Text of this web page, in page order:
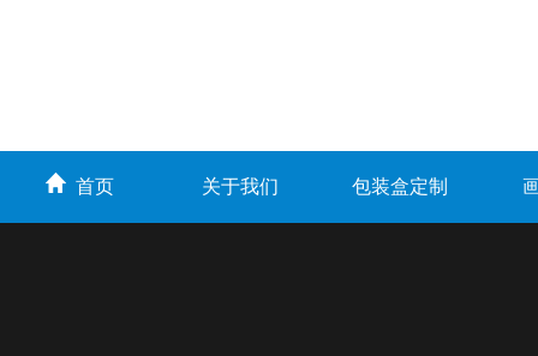
首页 关于我们 包装盒定制